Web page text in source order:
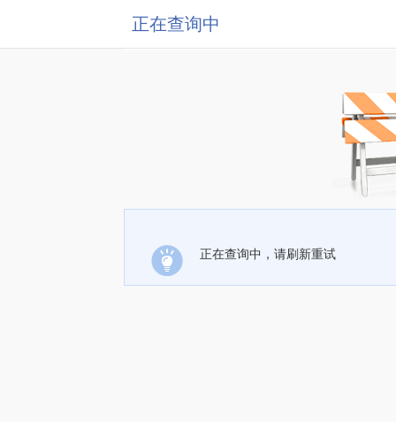
正在查询中
正在查询中，请刷新重试